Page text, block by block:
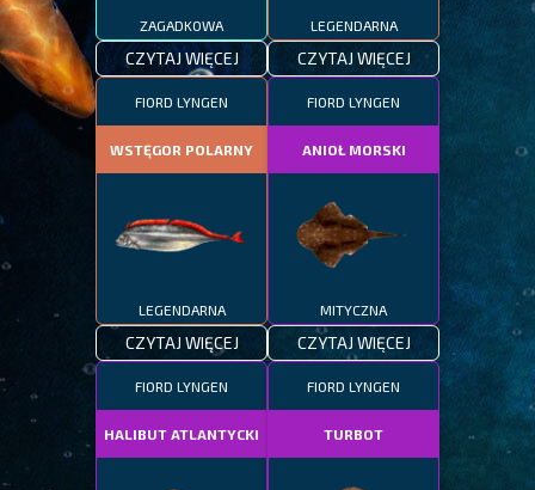
ZAGADKOWA
CZYTAJ WIĘCEJ
LEGENDARNA
CZYTAJ WIĘCEJ
FIORD LYNGEN
WSTĘGOR POLARNY
LEGENDARNA
CZYTAJ WIĘCEJ
FIORD LYNGEN
ANIOŁ MORSKI
MITYCZNA
CZYTAJ WIĘCEJ
FIORD LYNGEN
HALIBUT ATLANTYCKI
FIORD LYNGEN
TURBOT